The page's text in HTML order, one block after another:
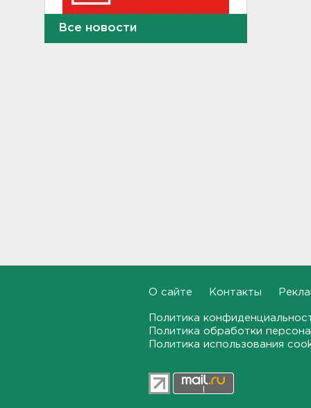
двойники – инструкция от
По программе "Земский
доктор" в Ленобласть
Все новости
О сайте Контакты
Политика
Политика обработки
Политика использования